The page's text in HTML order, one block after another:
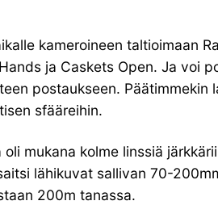
kameroineen taltioimaan
ja Caskets Open. Ja voi
postaukseen.
sfääreihin.
mukana kolme linssiä
lähikuvat sallivan 70-
200m tanassa.